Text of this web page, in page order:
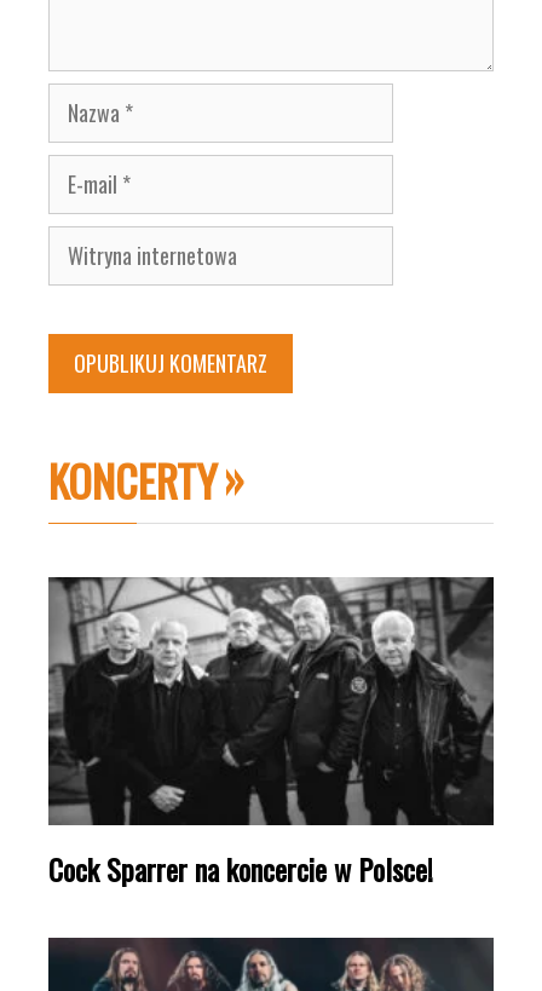
Nazwa
E-
mail
Witryna
internetowa
KONCERTY
Cock Sparrer na koncercie w Polsce!